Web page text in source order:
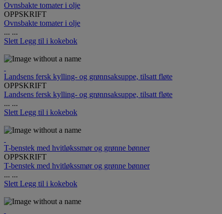
Ovnsbakte tomater i olje
OPPSKRIFT
Ovnsbakte tomater i olje
... ...
Slett Legg til i kokebok
Landsens fersk kylling- og grønnsaksuppe, tilsatt fløte
OPPSKRIFT
Landsens fersk kylling- og grønnsaksuppe, tilsatt fløte
... ...
Slett Legg til i kokebok
T-benstek med hvitløkssmør og grønne bønner
OPPSKRIFT
T-benstek med hvitløkssmør og grønne bønner
... ...
Slett Legg til i kokebok